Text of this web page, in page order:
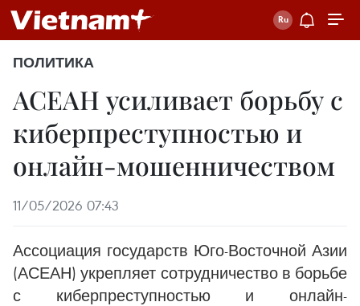
ПОЛИТИКА
АСЕАН усиливает борьбу с
киберпреступностью и
онлайн-мошенничеством
11/05/2026 07:43
Ассоциация государств Юго-Восточной Азии
(АСЕАН) укрепляет сотрудничество в борьбе
с киберпреступностью и онлайн-